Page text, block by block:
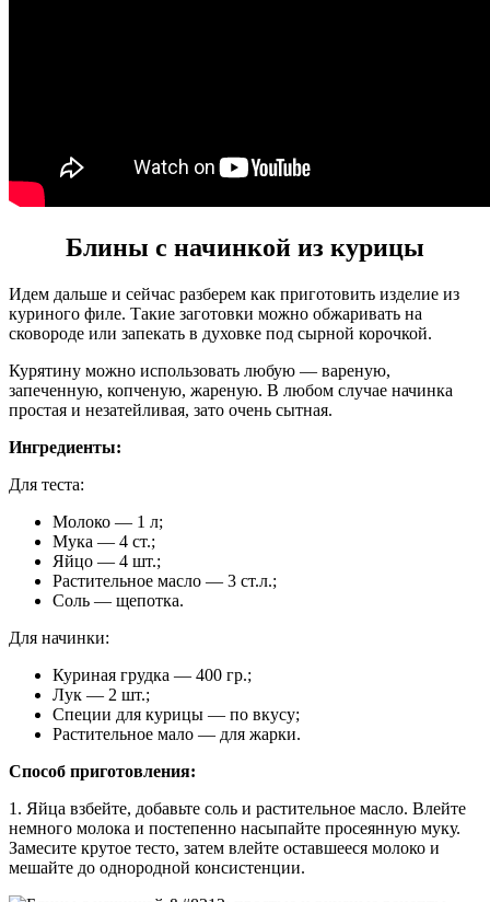
Блины с начинкой из курицы
Идем дальше и сейчас разберем как приготовить изделие из
куриного филе. Такие заготовки можно обжаривать на
сковороде или запекать в духовке под сырной корочкой.
Курятину можно использовать любую — вареную,
запеченную, копченую, жареную. В любом случае начинка
простая и незатейливая, зато очень сытная.
Ингредиенты:
Для теста:
Молоко — 1 л;
Мука — 4 ст.;
Яйцо — 4 шт.;
Растительное масло — 3 ст.л.;
Соль — щепотка.
Для начинки:
Куриная грудка — 400 гр.;
Лук — 2 шт.;
Специи для курицы — по вкусу;
Растительное мало — для жарки.
Способ приготовления:
1. Яйца взбейте, добавьте соль и растительное масло. Влейте
немного молока и постепенно насыпайте просеянную муку.
Замесите крутое тесто, затем влейте оставшееся молоко и
мешайте до однородной консистенции.